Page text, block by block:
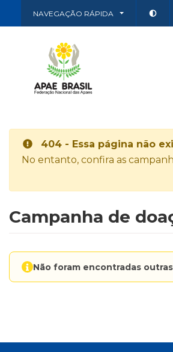
NAVEGAÇÃO RÁPIDA
404 - Essa página não
No entanto, confira as
Campanha de
Não foram encontradas